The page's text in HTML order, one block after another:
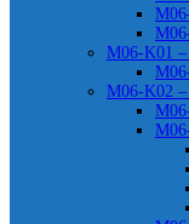
M06-K01
M06-K02